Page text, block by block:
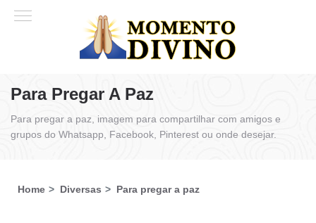
Para Pregar A Paz
Para pregar a paz, imagem para compartilhar com amigos e
grupos do Whatsapp, Facebook, Pinterest ou onde desejar.
Home Diversas Para pregar a paz